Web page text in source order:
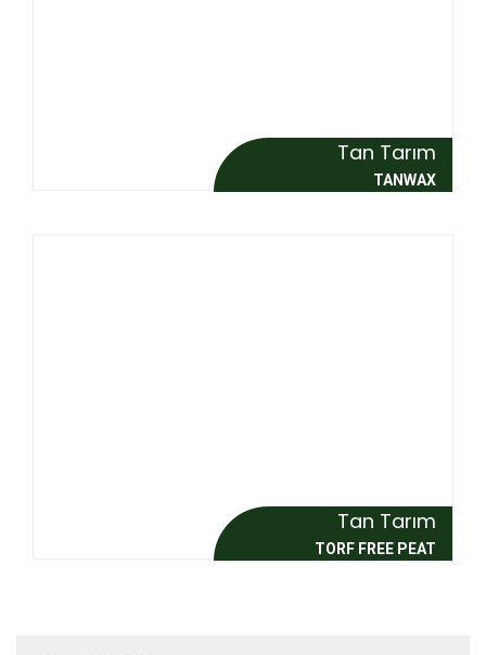
Tan Tarım
TANWAX
Tan Tarım
TORF FREE PEAT